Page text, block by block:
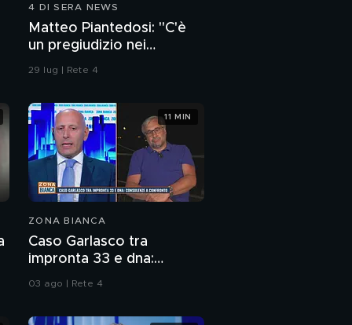
Tifoso interista morto
4 DI SERA NEWS
Matteo Piantedosi: "C'è
un pregiudizio nei
confronti della polizia"
29 lug | Rete 4
ZONA BIANCA
Caso Garlasco tra
impronta 33 e dna:
consulenze a confronto
03 ago | Rete 4
11 MIN